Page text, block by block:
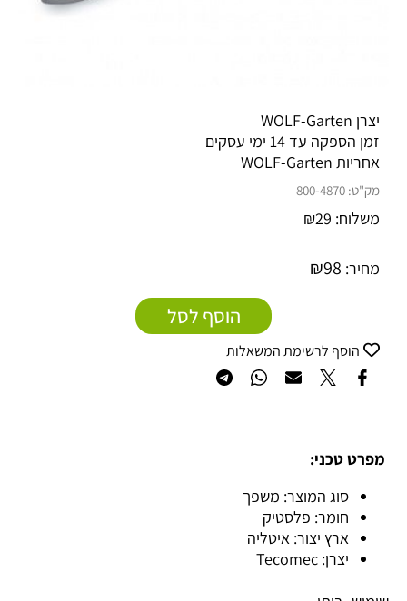
יצרן WOLF-Garten
זמן הספקה עד 14 ימי עסקים
אחריות WOLF-Garten
מק"ט: 800-4870
משלוח: ₪29
מחיר: ₪98
הוסף לסל
הוסף לרשימת המשאלות
מפרט טכני:
סוג המוצר: משפך
חומר: פלסטיק
ארץ יצור: איטליה
יצרן: Tecomec